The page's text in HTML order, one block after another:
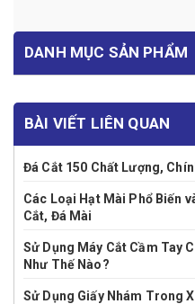
DANH MỤC SẢN PHẨM
BÀI VIẾT LIÊN QUAN
Đá Cắt 150 Chất Lượng,
Các Loại Hạt Mài Phổ Biến
Cắt, Đá Mài
Sử Dụng Máy Cắt Cầm Tay
Như Thế Nào?
Sử Dụng Giấy Nhám Trong